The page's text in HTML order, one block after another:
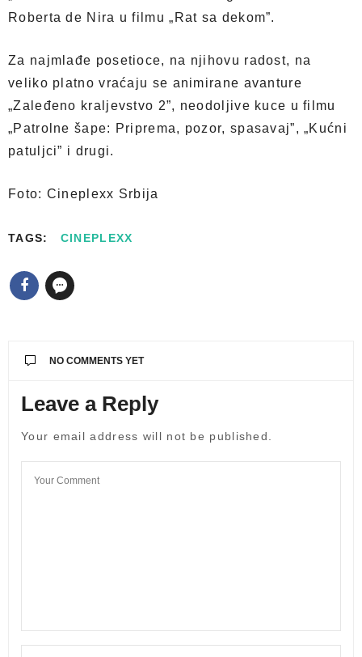
Roberta de Nira u filmu „Rat sa dekom”.
Za najmlađe posetioce, na njihovu radost, na
veliko platno vraćaju se animirane avanture
„Zaleđeno kraljevstvo 2”, neodoljive kuce u filmu
„Patrolne šape: Priprema, pozor, spasavaj”, „Kućni
patuljci” i drugi.
Foto: Cineplexx Srbija
TAGS: CINEPLEXX
NO COMMENTS YET
Leave a Reply
Your email address will not be published.